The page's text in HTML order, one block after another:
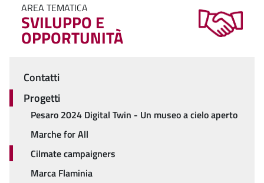
AREA TEMATICA
SVILUPPO E
OPPORTUNITÀ
Menu
Contatti
Progetti
Pesaro 2024 Digital Twin - Un museo a cielo aperto
Marche for All
Cilmate campaigners
Marca Flaminia